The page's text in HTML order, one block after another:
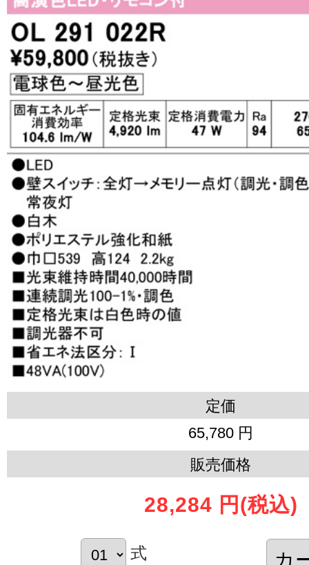
定価
65,780 円
販売価格
28,284 円 (税込)
式